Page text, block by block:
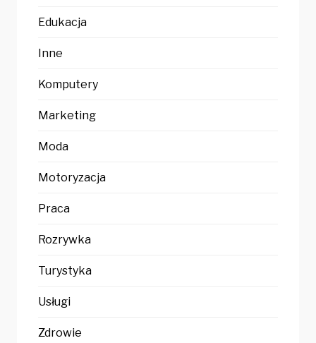
Edukacja
Inne
Komputery
Marketing
Moda
Motoryzacja
Praca
Rozrywka
Turystyka
Usługi
Zdrowie